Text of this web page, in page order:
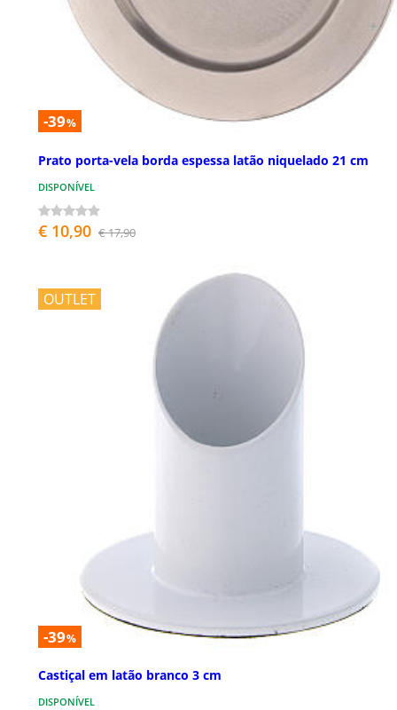
-39%
Prato porta-vela borda espessa latão niquelado 21 cm
DISPONÍVEL
€ 10,90 € 17,90
OUTLET
-39%
Castiçal em latão branco 3 cm
DISPONÍVEL